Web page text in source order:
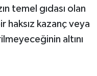
temel gıdası olan
haksız kazanç veya
altını